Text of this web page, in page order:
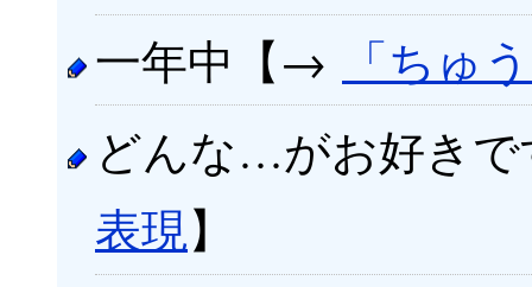
一年中【→
「ちゅ
どんな…がお好き
表現】